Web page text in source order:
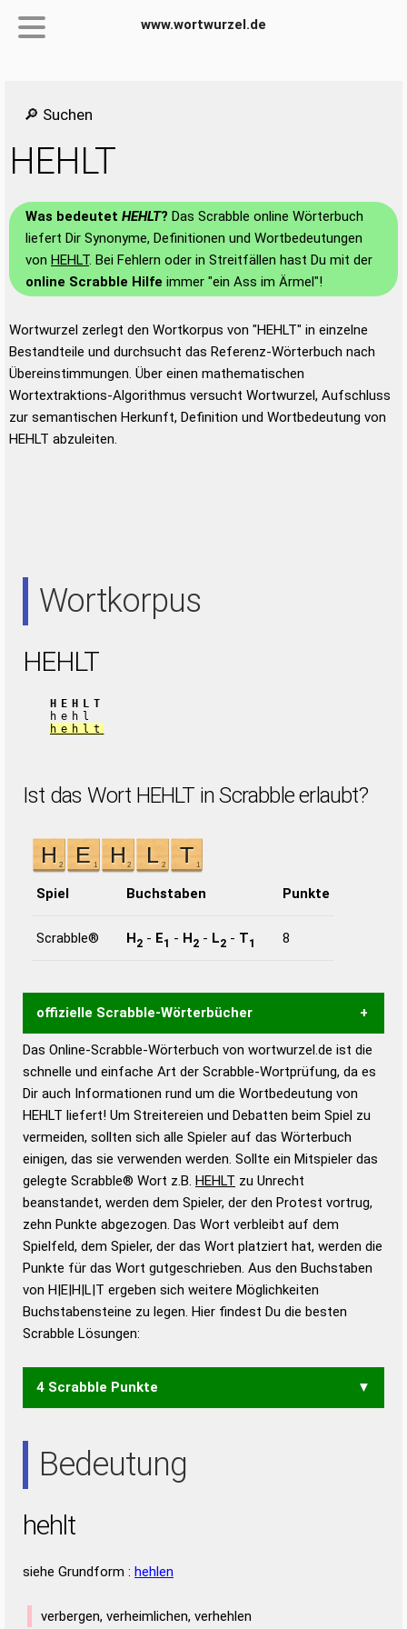
www.wortwurzel.de
🔎 Suchen
HEHLT
Was bedeutet HEHLT? Das Scrabble online Wörterbuch
liefert Dir Synonyme, Definitionen und Wortbedeutungen
von HEHLT. Bei Fehlern oder in Streitfällen hast Du mit der
online Scrabble Hilfe immer "ein Ass im Ärmel"!
Wortwurzel zerlegt den Wortkorpus von "HEHLT" in einzelne
Bestandteile und durchsucht das Referenz-Wörterbuch nach
Übereinstimmungen. Über einen mathematischen
Wortextraktions-Algorithmus versucht Wortwurzel, Aufschluss
zur semantischen Herkunft, Definition und Wortbedeutung von
HEHLT abzuleiten.
Wortkorpus
HEHLT
HEHLT
hehl
hehlt
Ist das Wort HEHLT in Scrabble erlaubt?
Spiel Buchstaben Punkte
Scrabble® H2 - E1 - H2 - L2 - T1 8
offizielle Scrabble-Wörterbücher
Wortwurzel liefert mit Hilfe eines semantischen
Wortanalyse-Algorithmus gute Anhaltspunkte zu
Wortbedeutung, Worttrennung und Wortform, um die
Gültigkeit eines Wortes für das Scrabble-Spiel zu
bestimmen!
zugelassene Turnier Scrabble-
Wörterbücher sind:
Duden – Standardwerk in 12 Bänden
Duden – Richtiges und gutes
Deutsch
Duden – Die deutsche Grammatik
Duden – Deutsches
Das Online-Scrabble-Wörterbuch von wortwurzel.de ist die
schnelle und einfache Art der Scrabble-Wortprüfung, da es
Dir auch Informationen rund um die Wortbedeutung von
HEHLT liefert! Um Streitereien und Debatten beim Spiel zu
vermeiden, sollten sich alle Spieler auf das Wörterbuch
einigen, das sie verwenden werden. Sollte ein Mitspieler das
gelegte Scrabble® Wort z.B. HEHLT zu Unrecht
beanstandet, werden dem Spieler, der den Protest vortrug,
zehn Punkte abgezogen. Das Wort verbleibt auf dem
Spielfeld, dem Spieler, der das Wort platziert hat, werden die
Punkte für das Wort gutgeschrieben. Aus den Buchstaben
von H|E|H|L|T ergeben sich weitere Möglichkeiten
Buchstabensteine zu legen. Hier findest Du die besten
Scrabble Lösungen:
4 Scrabble Punkte
Bedeutung
hehlt
siehe Grundform : hehlen
verbergen, verheimlichen, verhehlen